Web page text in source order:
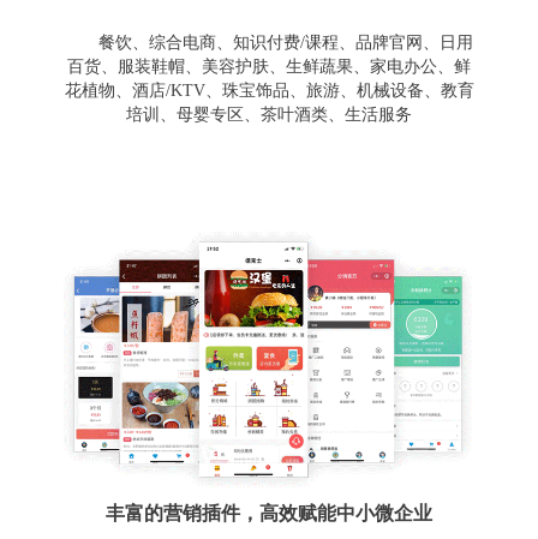
餐饮、综合电商、知识付费/课程、品牌官网、日用
百货、服装鞋帽、美容护肤、生鲜蔬果、家电办公、鲜
花植物、酒店/KTV、珠宝饰品、旅游、机械设备、教育
培训、母婴专区、茶叶酒类、生活服务
丰富的营销插件，高效赋能中小微企业